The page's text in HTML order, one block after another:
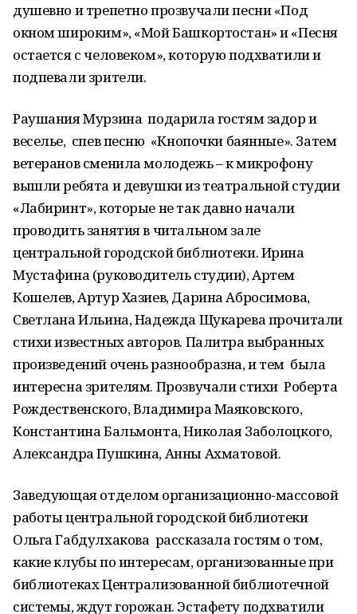
душевно и трепетно прозвучали песни «Под
окном широким», «Мой Башкортостан» и «Песня
остается с человеком», которую подхватили и
подпевали зрители.
Раушания Мурзина подарила гостям задор и
веселье, спев песню «Кнопочки баянные». Затем
ветеранов сменила молодежь – к микрофону
вышли ребята и девушки из театральной студии
«Лабиринт», которые не так давно начали
проводить занятия в читальном зале
центральной городской библиотеки. Ирина
Мустафина (руководитель студии), Артем
Кошелев, Артур Хазиев, Дарина Абросимова,
Светлана Ильина, Надежда Щукарева прочитали
стихи известных авторов. Палитра выбранных
произведений очень разнообразна, и тем была
интересна зрителям. Прозвучали стихи Роберта
Рождественского, Владимира Маяковского,
Константина Бальмонта, Николая Заболоцкого,
Александра Пушкина, Анны Ахматовой.
Заведующая отделом организационно-массовой
работы центральной городской библиотеки
Ольга Габдулхакова рассказала гостям о том,
какие клубы по интересам, организованные при
библиотеках Централизованной библиотечной
системы, ждут горожан. Эстафету подхватили